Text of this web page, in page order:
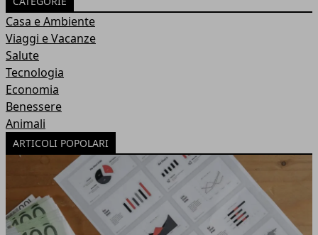
Casa e Ambiente
Viaggi e Vacanze
Salute
Tecnologia
Economia
Benessere
Animali
ARTICOLI POPOLARI